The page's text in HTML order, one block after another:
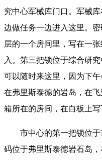
究中心军械库门口。军械
边做任务一边进入这里。
层的一个房间里，写在一
入。第三把锁位于综合研
可以随时来这里，因为下
在弗里斯泰德的岩岛，在
箱所在的房间，在白板上写
市中心的第一把锁位
码位于弗里斯泰德岩石岛